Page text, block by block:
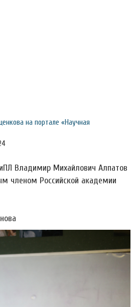
на портале «Научная
Владимир Михайлович Алпатов
членом Российской академии